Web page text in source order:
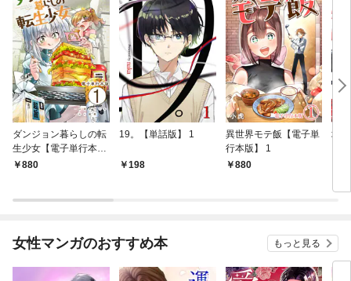
ダンジョン暮らしの転
生少女【電子単行本
版】 1
880
19。【単話版】 1
198
異世界モテ飯【電子単
行本版】 1
880
地
ジ
な
話
女性マンガのおすすめ本 もっと見る